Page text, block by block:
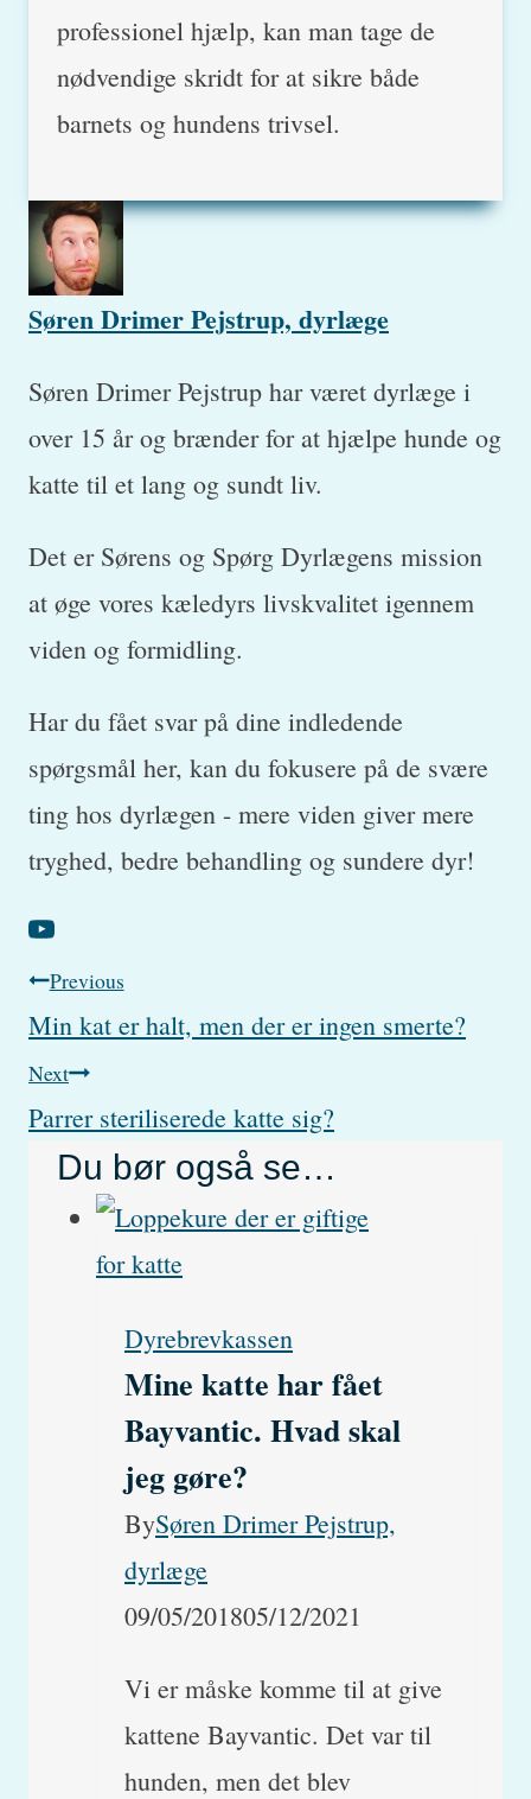
professionel hjælp, kan man tage de
nødvendige skridt for at sikre både
barnets og hundens trivsel.
Søren Drimer Pejstrup, dyrlæge
Søren Drimer Pejstrup har været dyrlæge i
over 15 år og brænder for at hjælpe hunde og
katte til et lang og sundt liv.
Det er Sørens og Spørg Dyrlægens mission
at øge vores kæledyrs livskvalitet igennem
viden og formidling.
Har du fået svar på dine indledende
spørgsmål her, kan du fokusere på de svære
ting hos dyrlægen - mere viden giver mere
tryghed, bedre behandling og sundere dyr!
Post
navigation
Previous
Min kat er halt, men der er ingen smerte?
Next
Parrer steriliserede katte sig?
Du bør også se…
Dyrebrevkassen
Mine katte har fået
Bayvantic. Hvad skal
jeg gøre?
BySøren Drimer Pejstrup,
dyrlæge
09/05/201805/12/2021
Vi er måske komme til at give
kattene Bayvantic. Det var til
hunden, men det blev